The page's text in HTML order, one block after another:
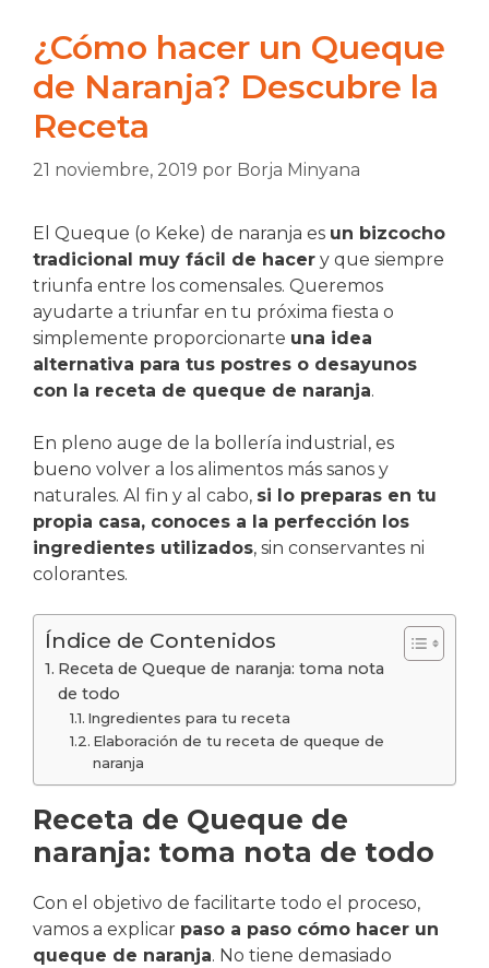
¿Cómo hacer un Queque
de Naranja? Descubre la
Receta
21 noviembre, 2019 por Borja Minyana
El Queque (o Keke) de naranja es un bizcocho
tradicional muy fácil de hacer y que siempre
triunfa entre los comensales. Queremos
ayudarte a triunfar en tu próxima fiesta o
simplemente proporcionarte una idea
alternativa para tus postres o desayunos
con la receta de queque de naranja.
En pleno auge de la bollería industrial, es
bueno volver a los alimentos más sanos y
naturales. Al fin y al cabo, si lo preparas en tu
propia casa, conoces a la perfección los
ingredientes utilizados, sin conservantes ni
colorantes.
Índice de Contenidos
Receta de Queque de naranja: toma nota
de todo
Ingredientes para tu receta
Elaboración de tu receta de queque de
naranja
Receta de Queque de
naranja: toma nota de todo
Con el objetivo de facilitarte todo el proceso,
vamos a explicar paso a paso cómo hacer un
queque de naranja. No tiene demasiado